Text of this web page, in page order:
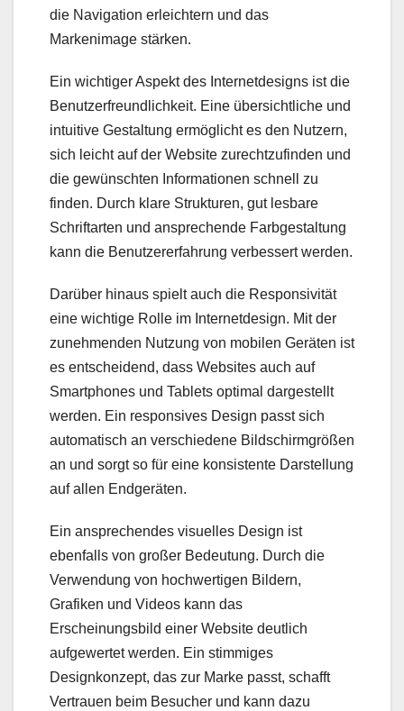
die Navigation erleichtern und das
Markenimage stärken.
Ein wichtiger Aspekt des Internetdesigns ist die
Benutzerfreundlichkeit. Eine übersichtliche und
intuitive Gestaltung ermöglicht es den Nutzern,
sich leicht auf der Website zurechtzufinden und
die gewünschten Informationen schnell zu
finden. Durch klare Strukturen, gut lesbare
Schriftarten und ansprechende Farbgestaltung
kann die Benutzererfahrung verbessert werden.
Darüber hinaus spielt auch die Responsivität
eine wichtige Rolle im Internetdesign. Mit der
zunehmenden Nutzung von mobilen Geräten ist
es entscheidend, dass Websites auch auf
Smartphones und Tablets optimal dargestellt
werden. Ein responsives Design passt sich
automatisch an verschiedene Bildschirmgrößen
an und sorgt so für eine konsistente Darstellung
auf allen Endgeräten.
Ein ansprechendes visuelles Design ist
ebenfalls von großer Bedeutung. Durch die
Verwendung von hochwertigen Bildern,
Grafiken und Videos kann das
Erscheinungsbild einer Website deutlich
aufgewertet werden. Ein stimmiges
Designkonzept, das zur Marke passt, schafft
Vertrauen beim Besucher und kann dazu